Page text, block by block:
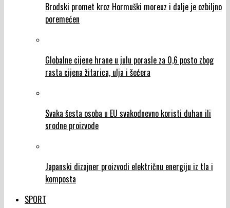
Brodski promet kroz Hormuški moreuz i dalje je ozbiljno
poremećen
Globalne cijene hrane u julu porasle za 0,6 posto zbog
rasta cijena žitarica, ulja i šećera
Svaka šesta osoba u EU svakodnevno koristi duhan ili
srodne proizvode
Japanski dizajner proizvodi električnu energiju iz tla i
komposta
SPORT